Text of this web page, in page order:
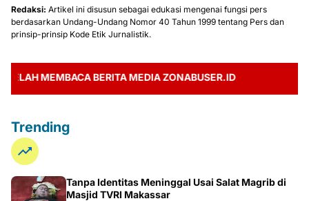
Redaksi: Artikel ini disusun sebagai edukasi mengenai fungsi pers
berdasarkan Undang-Undang Nomor 40 Tahun 1999 tentang Pers dan
prinsip-prinsip Kode Etik Jurnalistik.
MEMBACA BERITA MEDIA ZONABUSER.ID
Trending
Tanpa Identitas Meninggal Usai Salat Magrib di
Masjid TVRI Makassar